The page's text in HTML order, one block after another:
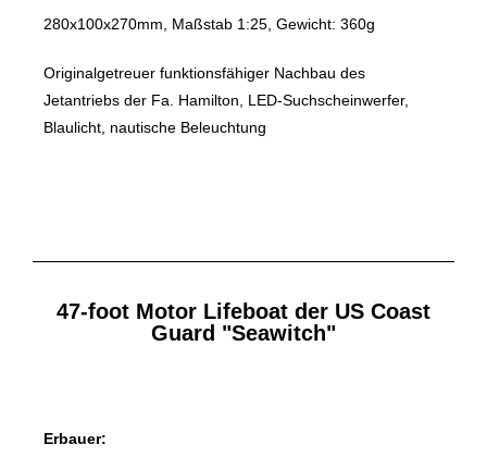
280x100x270mm, Maßstab 1:25, Gewicht: 360g
Originalgetreuer funktionsfähiger Nachbau des
Jetantriebs der Fa. Hamilton, LED-Suchscheinwerfer,
Blaulicht, nautische Beleuchtung
47-foot Motor Lifeboat der US Coast
Guard "Seawitch"
Erbauer: